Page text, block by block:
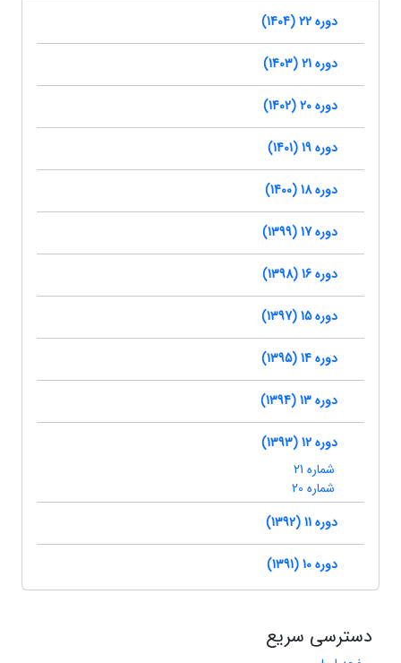
دوره 22 (1404)
دوره 21 (1403)
دوره 20 (1402)
دوره 19 (1401)
دوره 18 (1400)
دوره 17 (1399)
دوره 16 (1398)
دوره 15 (1397)
دوره 14 (1395)
دوره 13 (1394)
دوره 12 (1393)
شماره 21
شماره 20
دوره 11 (1392)
دوره 10 (1391)
دسترسی سریع